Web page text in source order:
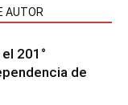
AUTOR
201°
de